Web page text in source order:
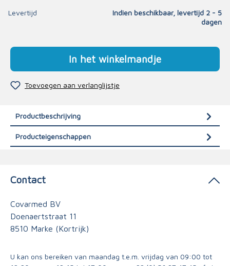
Levertijd
Indien beschikbaar, levertijd 2 - 5
dagen
In het winkelmandje
Toevoegen aan verlanglijstje
Productbeschrijving
Producteigenschappen
Contact
Covarmed BV
Doenaertstraat 11
8510 Marke (Kortrijk)
U kan ons bereiken van maandag t.e.m. vrijdag van 09:00 tot